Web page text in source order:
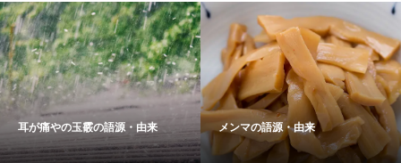
耳が痛やの玉霰の語源・由来 メンマの語源・由来